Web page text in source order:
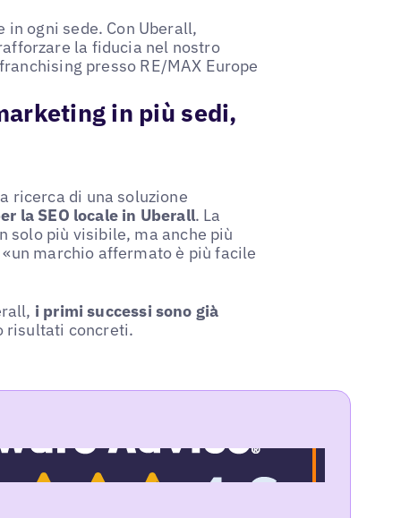
ogni sede. Con Uberall,
la fiducia nel nostro
presso RE/MAX Europe
in più sedi,
ricerca di una soluzione
la SEO locale in Uberall. La
solo più visibile, ma anche più
marchio affermato è più facile
i primi successi sono già
risultati concreti.